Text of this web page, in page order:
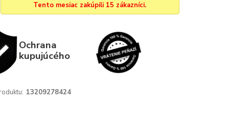
Tento mesiac zakúpili 15 zákazníci.
Ochrana
kupujúcého
13209278424